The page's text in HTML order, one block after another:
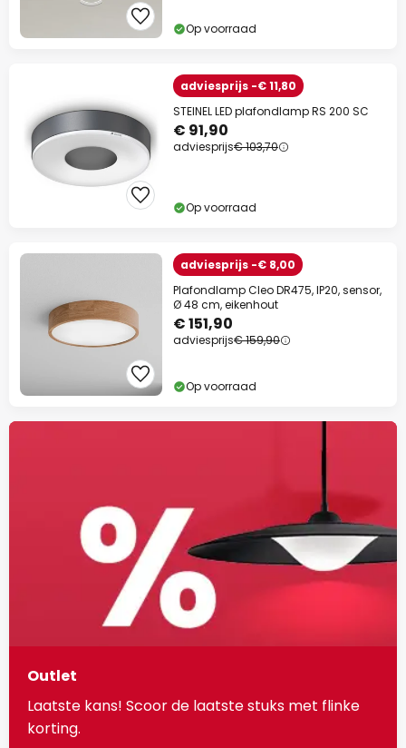
Op voorraad
adviesprijs -€ 11,80
STEINEL LED plafondlamp RS 200 SC
€ 91,90
adviesprijs€ 103,70
Op voorraad
adviesprijs -€ 8,00
Plafondlamp Cleo DR475, IP20, sensor,
Ø 48 cm, eikenhout
€ 151,90
adviesprijs€ 159,90
Op voorraad
Outlet
Laatste kans! Scoor de laatste stuks met flinke
korting.